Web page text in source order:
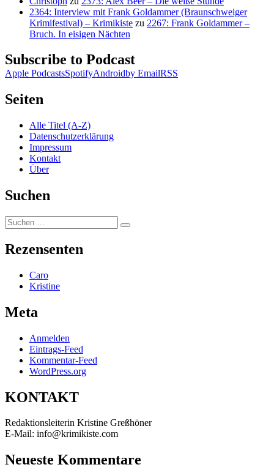
2364: Interview mit Frank Goldammer (Braunschweiger
Krimifestival) – Krimikiste zu 2267: Frank Goldammer –
Bruch. In eisigen Nächten
Subscribe to Podcast
Apple PodcastsSpotifyAndroidby EmailRSS
Seiten
Alle Titel (A-Z)
Datenschutzerklärung
Impressum
Kontakt
Über
Suchen
Suchen
nach:
Suchen
Rezensenten
Caro
Kristine
Meta
Anmelden
Eintrags-Feed
Kommentar-Feed
WordPress.org
KONTAKT
Redaktionsleiterin Kristine Greßhöner
E-Mail: info@krimikiste.com
Neueste Kommentare